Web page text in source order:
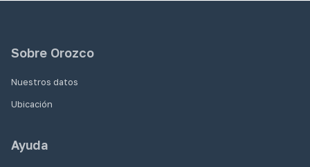
Sobre Orozco
Nuestros datos
Ubicación
Ayuda